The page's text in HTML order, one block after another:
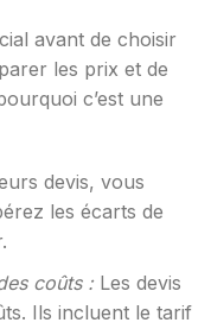
avant de choisir
les prix et de
c’est une
devis, vous
les écarts de
coûts : Les devis
Ils incluent le tarif